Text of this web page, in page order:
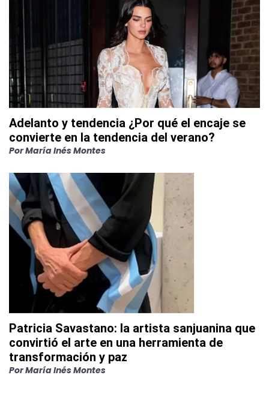
Adelanto y tendencia ¿Por qué el encaje se
convierte en la tendencia del verano?
PorMaría Inés Montes
Patricia Savastano: la artista sanjuanina que
convirtió el arte en una herramienta de
transformación y paz
PorMaría Inés Montes